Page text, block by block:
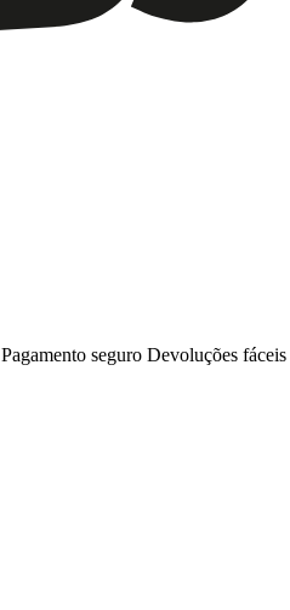
Pagamento seguro Devoluções fáceis